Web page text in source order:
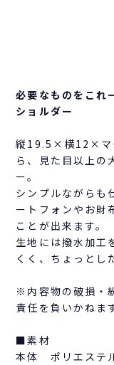
必要なものをこれ
ショルダー
縦19.5×横12×マ
ら、見た目以上の
ー。
シンプルながらも
ートフォンやお財
ことが出来ます。
生地には撥水加工
くく、ちょっとし
※内容物の破損・
責任を負いかねま
■素材
本体 ポリエステ